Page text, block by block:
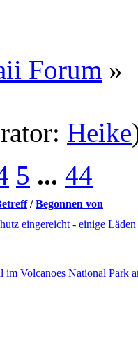
Forum »
Heike
5 ... 44
/Begonnen von
eingereicht - einige
im Volcanoes National Park